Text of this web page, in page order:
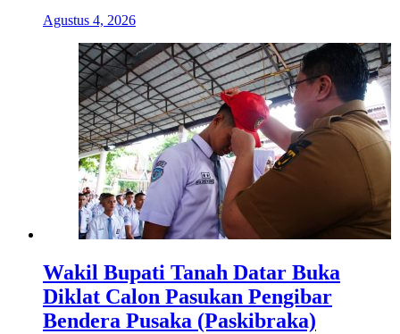
Agustus 4, 2026
Wakil Bupati Tanah Datar Buka
Diklat Calon Pasukan Pengibar
Bendera Pusaka (Paskibraka)